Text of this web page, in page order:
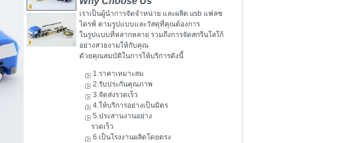
เราเป็นผู้นำการจัดจำหน่าย และผลิต usb แฟลช
ไดรฟ์ ตามรูปแบบและวัสดุที่คุณต้องการ
ในรูปแบบที่หลากหลาย รวมถึงการจัดสกรีนโลโก้
อย่างสวยงามให้กับคุณ
ดัวยคุณสมบัติในการให้บริการดังนี้
1.ราคาเหมาะสม
2.รับประกันคุณภาพ
3.จัดส่งรวดเร็ว
4.ให้บริการอย่างเป็นมิตร
5.ประสานงานอย่าง
รวดเร็ว
6.เป็นโรงงานผลิตโดยตรง